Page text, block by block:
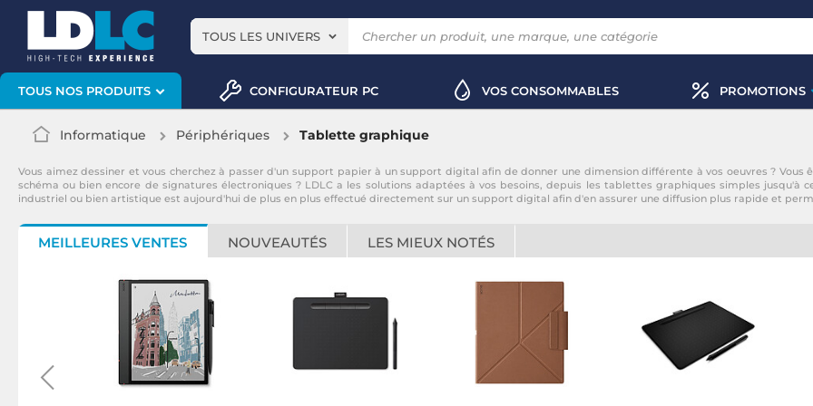
TOUS LES UNIVERS
TOUS NOS PRODUITS CONFIGURATEUR PC VOS CONSOMMABLES PROMOTIONS
Informatique Périphériques Tablette graphique
Vous aimez dessiner et vous cherchez à passer d'un support papier à un support digital afin de donner une dimension différente à vos oeuvres ?
schéma ou bien encore de signatures électroniques ? LDLC a les solutions adaptées à vos besoins, depuis les tablettes graphiques simples jusqu'à
industriel ou bien artistique est aujourd'hui de plus en plus effectué directement sur un support digital afin d'en assurer une diffusion plus rapide et
MEILLEURES VENTES NOUVEAUTÉS LES MIEUX NOTÉS